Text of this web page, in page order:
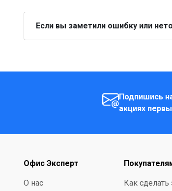
Если вы заметили ошибку или
Подпишись
акциях
Офис Эксперт
О нас
Как сделать